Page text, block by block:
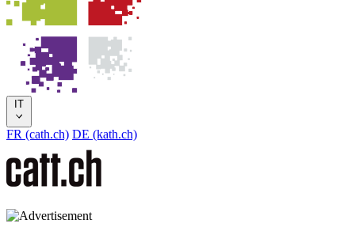
IT
FR (cath.ch) DE (kath.ch)